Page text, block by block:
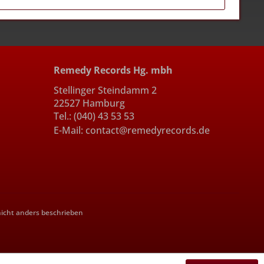
Remedy Records Hg. mbh
Stellinger Steindamm 2
22527 Hamburg
Tel.: (040) 43 53 53
E-Mail: contact@remedyrecords.de
anders beschrieben